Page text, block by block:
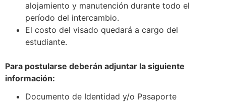
alojamiento y manutención durante todo el
período del intercambio.
El costo del visado quedará a cargo del
estudiante.
Para postularse deberán adjuntar la siguiente
información:
Documento de Identidad y/o Pasaporte